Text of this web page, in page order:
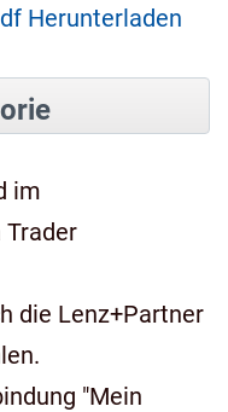
Herunterladen
im
die Lenz+Partner
"Mein